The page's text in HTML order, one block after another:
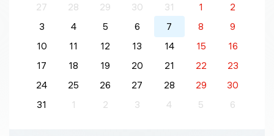
27
28 29 30 31 1
2
3
4 5 6 7 8
9
10
11 12 13 14 15
16
17
18 19 20 21 22
23
24
25 26 27 28 29
30
31
1 2 3 4 5 6